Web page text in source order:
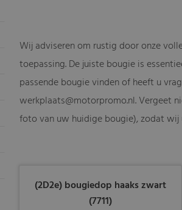
Wij adviseren om rustig door onze
toepassing. De juiste bougie is
passende bougie vinden of heeft u
werkplaats@motorpromo.nl. Vergeet
foto van uw huidige bougie), zodat wij
(2D2e) bougiedop haaks zwart
(7711)